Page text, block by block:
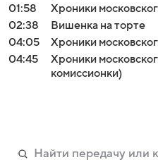
01:58
Хроники
02:38
Вишенка на торте
04:05
Хроники
04:45
Хроники
комиссионки)